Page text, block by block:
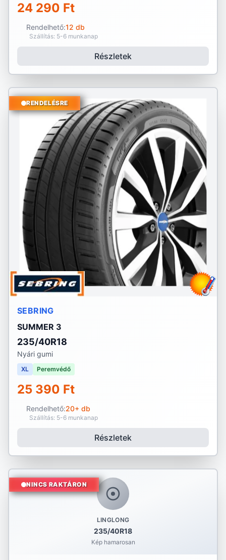
24 290 Ft
Rendelhető:12 db
Szállítás: 5-6 munkanap
Részletek
RENDELÉSRE
SEBRING
SUMMER 3
235/40R18
Nyári gumi
XL Peremvédő
25 390 Ft
Rendelhető:20+ db
Szállítás: 5-6 munkanap
Részletek
LINGLONG
235/40R18
Kép hamarosan
NINCS RAKTÁRON